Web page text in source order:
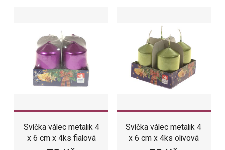
Svíčka válec metalik 4
x 6 cm x 4ks fialová
Svíčka válec metalik 4
x 6 cm x 4ks olivová